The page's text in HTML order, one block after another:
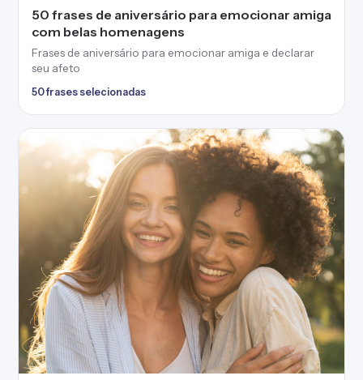
50 frases de aniversário para emocionar amiga
com belas homenagens
Frases de aniversário para emocionar amiga e declarar
seu afeto
50 frases selecionadas